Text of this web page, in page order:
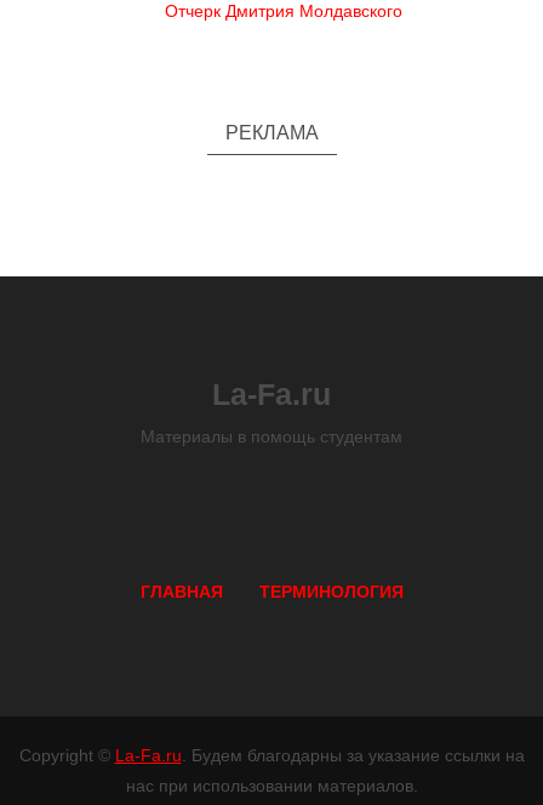
Отчерк Дмитрия Молдавского
РЕКЛАМА
La-Fa.ru
Материалы в помощь студентам
ГЛАВНАЯ ТЕРМИНОЛОГИЯ
Copyright © La-Fa.ru . Будем благодарны за указание ссылки на
нас при использовании материалов.